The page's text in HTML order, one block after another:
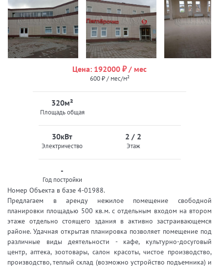
Цена: 192000 ₽ / мес
600 ₽ / мес/м²
320м²
Площадь общая
30кВт
Электричество
2 / 2
Этаж
-
Год постройки
Номер Объекта в базе 4-01988.
Предлагаем в аренду нежилое помещение свободной
планировки площадью 500 кв.м. с отдельным входом на втором
этаже отдельно стоящего здания в активно застраивающемся
районе. Удачная открытая планировка позволяет помещение под
различные виды деятельности - кафе, культурно-досуговый
центр, аптека, зоотовары, салон красоты, чистое производство,
производство, теплый склад (возможно устройство подъемника) и